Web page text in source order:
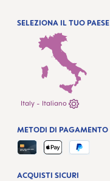
SELEZIONA IL TUO PAESE
Italy - Italiano
ACQUISTI SICURI
METODI DI PAGAMENTO